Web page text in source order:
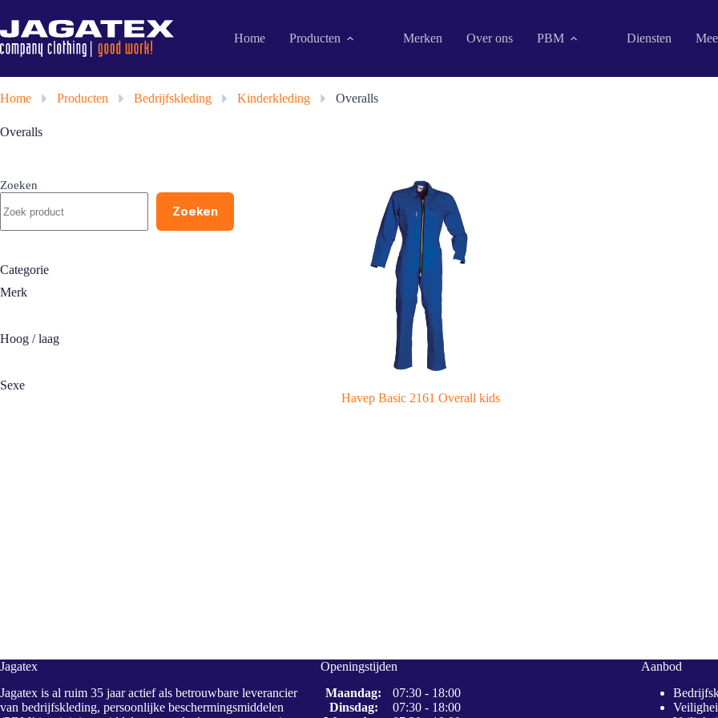
naar
de
inhoud
Home Producten Merken Over ons PBM Diensten
Home » Producten » Bedrijfskleding » Kinderkleding » Overalls
Overalls
Havep Basic 2161 Overall kids
Zoeken
Zoeken
Categorie
Merk
Hoog / laag
Sexe
Jagatex
Jagatex is al ruim 35 jaar actief als betrouwbare leverancier
van bedrijfskleding, persoonlijke beschermingsmiddelen
Openingstijden
Maandag:
07:30 - 18:00
Dinsdag:
07:30 - 18:00
Aanbod